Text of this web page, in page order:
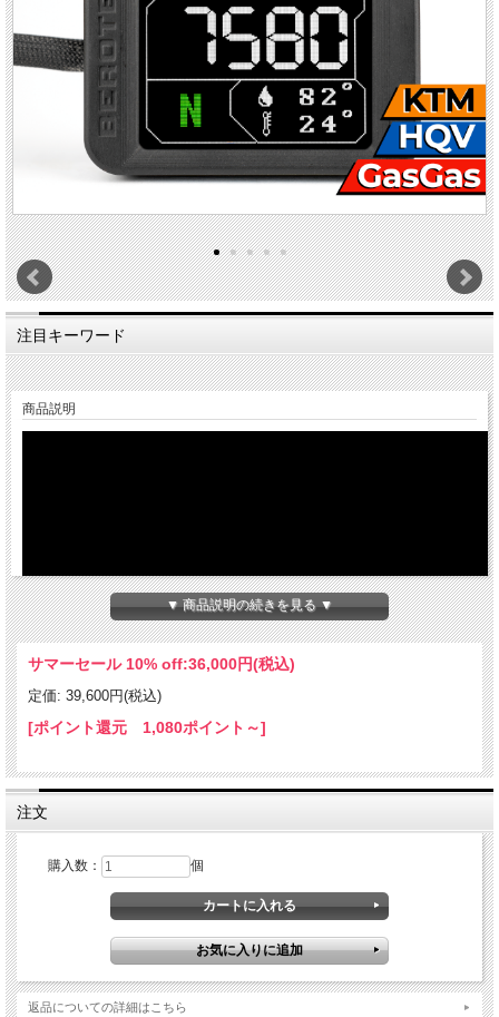
注目キーワード
商品説明
GasGas: EC 250F, EC 350F | 2021以降
KTM: EXC 250-F, EXC 350-F, EXC 450-F, EXC 500-F | 2017以降
できるコックピットアシスタント デジタル追加メーターキット。
メーター本体と各種接続ケーブルが付属します。
・回転数と温度の上限は自由に設定可能
・全ての設定はタッチディスプレイのメーターを直接操作して行います
▼ 商品説明の続きを見る ▼
サマーセール 10% off:36,000円(税込)
定価: 39,600円(税込)
[ポイント還元 1,080ポイント～]
注文
購入数： 個
返品についての詳細はこちら